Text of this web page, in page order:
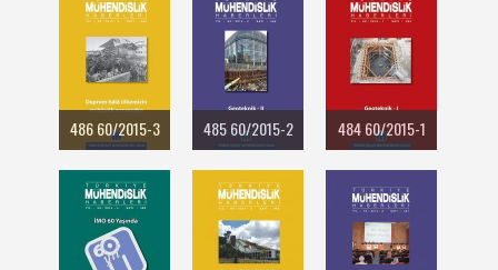
486 60/2015-3 485 60/2015-2 484 60/2015-1